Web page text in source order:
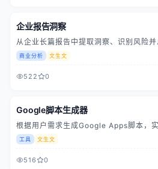
企业报告洞察
从企业长篇报告中提取洞察、识别风险并
商业分析 文生文
522 0
Google脚本生成器
根据用户需求生成Google Apps脚本，实
工具 文生文
516 0